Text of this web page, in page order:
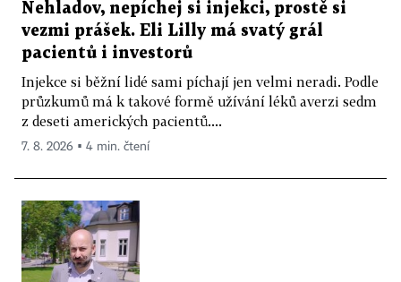
Nehladov, nepíchej si injekci, prostě si
vezmi prášek. Eli Lilly má svatý grál
pacientů i investorů
Injekce si běžní lidé sami píchají jen velmi neradi. Podle
průzkumů má k takové formě užívání léků averzi sedm
z deseti amerických pacientů....
7. 8. 2026 ▪ 4 min. čtení